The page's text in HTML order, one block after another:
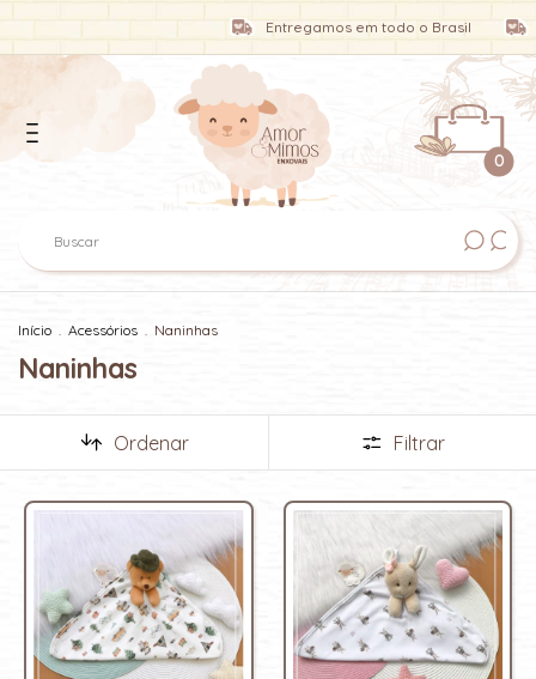
Entregamos em todo o Brasil
0
Início . Acessórios . Naninhas
Naninhas
Ordenar Filtrar